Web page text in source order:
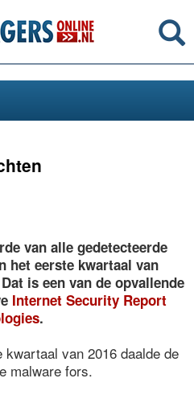
van alle gedetecteerde
het eerste kwartaal van
is een van de opvallende
Internet Security Report
.
van 2016 daalde de
malware fors.